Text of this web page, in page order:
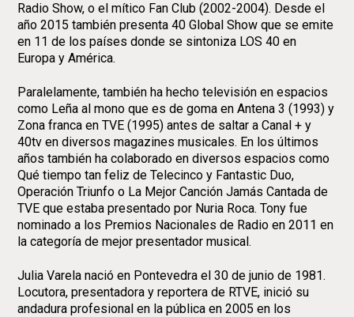
Radio Show, o el mítico Fan Club (2002-2004). Desde el
año 2015 también presenta 40 Global Show que se emite
en 11 de los países donde se sintoniza LOS 40 en
Europa y América.
Paralelamente, también ha hecho televisión en espacios
como Leña al mono que es de goma en Antena 3 (1993) y
Zona franca en TVE (1995) antes de saltar a Canal + y
40tv en diversos magazines musicales. En los últimos
años también ha colaborado en diversos espacios como
Qué tiempo tan feliz de Telecinco y Fantastic Duo,
Operación Triunfo o La Mejor Canción Jamás Cantada de
TVE que estaba presentado por Nuria Roca. Tony fue
nominado a los Premios Nacionales de Radio en 2011 en
la categoría de mejor presentador musical.
Julia Varela nació en Pontevedra el 30 de junio de 1981.
Locutora, presentadora y reportera de RTVE, inició su
andadura profesional en la pública en 2005 en los